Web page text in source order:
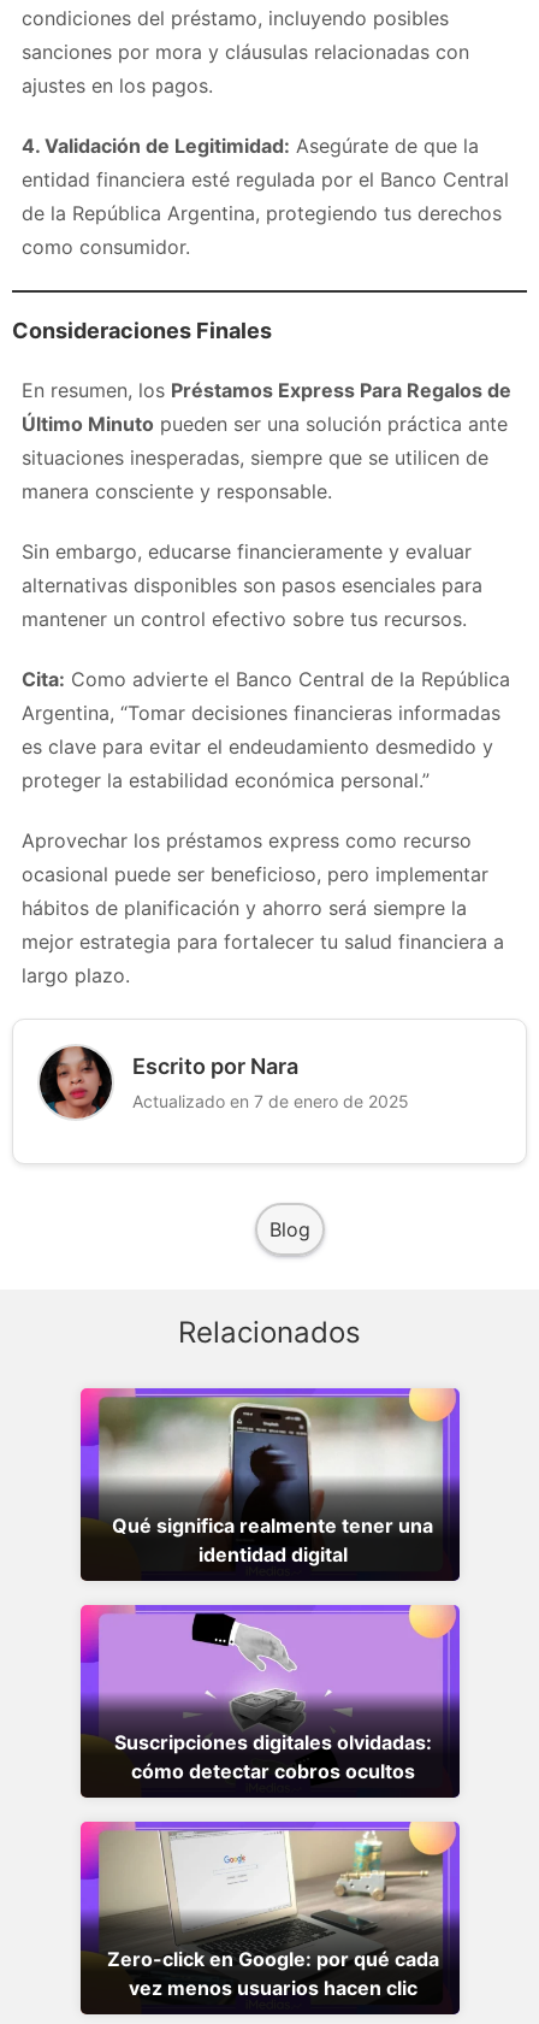
condiciones del préstamo, incluyendo posibles
sanciones por mora y cláusulas relacionadas con
ajustes en los pagos.
4. Validación de Legitimidad: Asegúrate de que la
entidad financiera esté regulada por el Banco Central
de la República Argentina, protegiendo tus derechos
como consumidor.
Consideraciones Finales
En resumen, los Préstamos Express Para Regalos de
Último Minuto pueden ser una solución práctica ante
situaciones inesperadas, siempre que se utilicen de
manera consciente y responsable.
Sin embargo, educarse financieramente y evaluar
alternativas disponibles son pasos esenciales para
mantener un control efectivo sobre tus recursos.
Cita: Como advierte el Banco Central de la República
Argentina, “Tomar decisiones financieras informadas
es clave para evitar el endeudamiento desmedido y
proteger la estabilidad económica personal.”
Aprovechar los préstamos express como recurso
ocasional puede ser beneficioso, pero implementar
hábitos de planificación y ahorro será siempre la
mejor estrategia para fortalecer tu salud financiera a
largo plazo.
Escrito por Nara
Actualizado en 7 de enero de 2025
Blog
Relacionados
Qué significa realmente tener una
identidad digital
Suscripciones digitales olvidadas:
cómo detectar cobros ocultos
Zero-click en Google: por qué cada
vez menos usuarios hacen clic